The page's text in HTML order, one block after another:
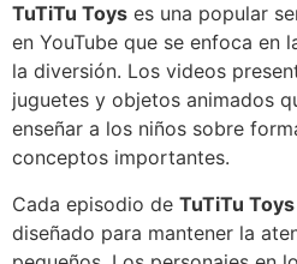
TuTiTu Toys es una popular
en YouTube que se enfoca en
la diversión. Los videos
juguetes y objetos animados
enseñar a los niños sobre
conceptos importantes.
Cada episodio de TuTiTu Toys
diseñado para mantener la